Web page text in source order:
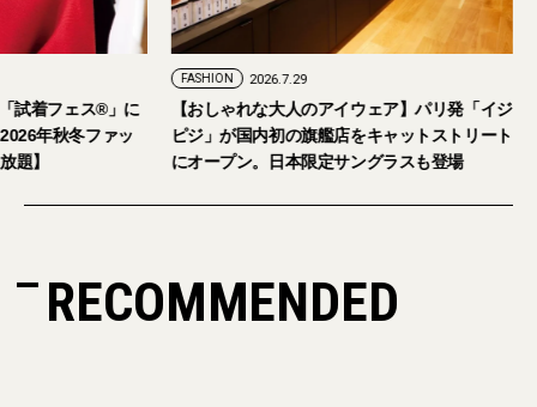
・6日開催。「試着フェス®︎」に
ご招待。【2026年秋冬ファッ
イテム試し放題】
FASHION
【おしゃれな大人のアイウェア】パ
ピジ」が国内初の旗艦店をキャット
にオープン。日本限定サングラスも
RECOMMENDED